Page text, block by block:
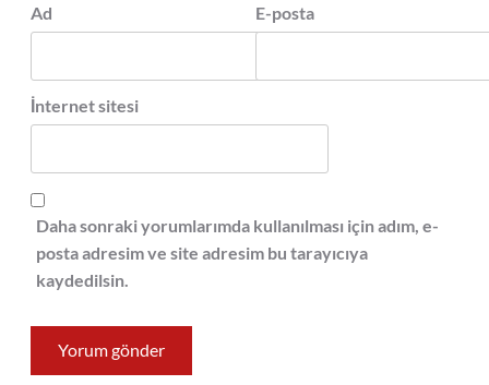
Ad E-posta
İnternet sitesi
Daha sonraki yorumlarımda kullanılması için adım, e-
posta adresim ve site adresim bu tarayıcıya
kaydedilsin.